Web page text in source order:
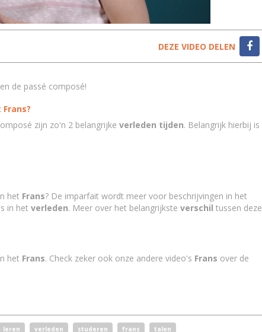
DEZE VIDEO DELEN
de passé composé!
zijn zo'n 2 belangrijke verleden tijden. Belangrijk hierbij is
het Frans? De imparfait wordt meer voor beschrijvingen in het
in het verleden. Meer over het belangrijkste verschil tussen deze
het Frans. Check zeker ook onze andere video's Frans over de
leren verleden studeren frans talen